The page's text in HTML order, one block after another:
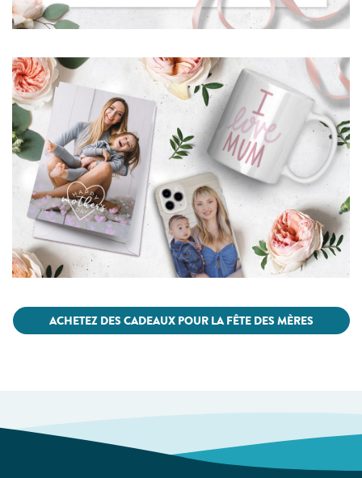
ACHETEZ DES CADEAUX POUR LA FÊTE DES MÈRES